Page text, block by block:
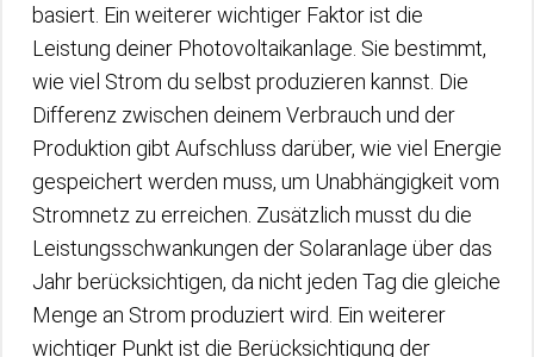
basiert. Ein weiterer wichtiger Faktor ist die
Leistung deiner Photovoltaikanlage. Sie bestimmt,
wie viel Strom du selbst produzieren kannst. Die
Differenz zwischen deinem Verbrauch und der
Produktion gibt Aufschluss darüber, wie viel Energie
gespeichert werden muss, um Unabhängigkeit vom
Stromnetz zu erreichen. Zusätzlich musst du die
Leistungsschwankungen der Solaranlage über das
Jahr berücksichtigen, da nicht jeden Tag die gleiche
Menge an Strom produziert wird. Ein weiterer
wichtiger Punkt ist die Berücksichtigung der